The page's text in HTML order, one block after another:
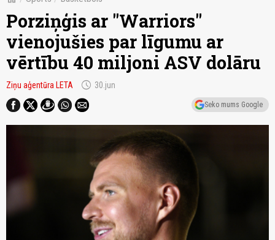
Porziņģis ar "Warriors"
vienojušies par līgumu ar
vērtību 40 miljoni ASV dolāru
Ziņu aģentūra LETA schedule 30.jun
Seko mums Google